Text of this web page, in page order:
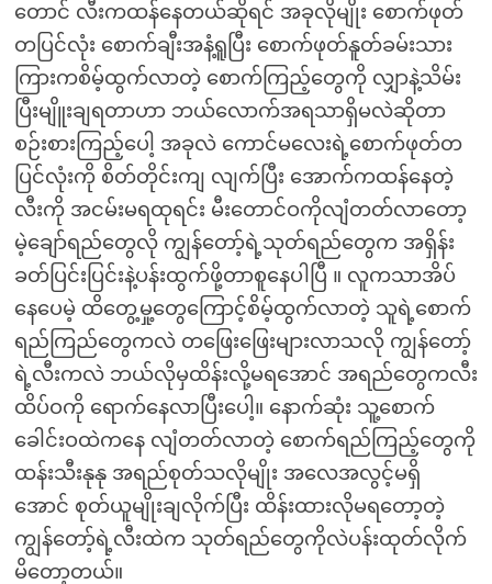
တောင် လီးကထန်နေတယ်ဆိုရင် အခုလိုမျိုး စောက်ဖုတ်
တပြင်လုံး စောက်ချီးအနံ့ရူပြီး စောက်ဖုတ်နူတ်ခမ်းသား
ကြားကစိမ့်ထွက်လာတဲ့ စောက်ကြည့်တွေကို လျှာနဲ့သိမ်း
ပြီးမျိူးချရတာဟာ ဘယ်လောက်အရသာရှိမလဲဆိုတာ
စဉ်းစားကြည့်ပေါ့ အခုလဲ ကောင်မလေးရဲ့စောက်ဖုတ်တ
ပြင်လုံးကို စိတ်တိုင်းကျ လျက်ပြီး အောက်ကထန်နေတဲ့
လီးကို အငမ်းမရထုရင်း မီးတောင်ဝကိုလျံတတ်လာတော့
မဲ့ချော်ရည်တွေလို ကျွန်တော့်ရဲ့သုတ်ရည်တွေက အရှိန်း
ခတ်ပြင်းပြင်းနဲ့ပန်းထွက်ဖို့တာစူနေပါပြီ ။ လူကသာအိပ်
နေပေမဲ့ ထိတွေ့မှု့တွေကြောင့်စိမ့်ထွက်လာတဲ့ သူရဲ့စောက်
ရည်ကြည်တွေကလဲ တဖြေးဖြေးများလာသလို ကျွန်တော့်
ရဲ့လီးကလဲ ဘယ်လိုမှထိန်းလို့မရအောင် အရည်တွေကလီး
ထိပ်ဝကို ရောက်နေလာပြီးပေါ့။ နောက်ဆုံး သူ့စောက်
ခေါင်းဝထဲကနေ လျံတတ်လာတဲ့ စောက်ရည်ကြည့်တွေကို
ထန်းသီးနုနု အရည်စုတ်သလိုမျိုး အလေအလွင့်မရှိ
အောင် စုတ်ယူမျိုးချလိုက်ပြီး ထိန်းထားလိုမရတော့တဲ့
ကျွန်တော့်ရဲ့လီးထဲက သုတ်ရည်တွေကိုလဲပန်းထုတ်လိုက်
မိတော့တယ်။